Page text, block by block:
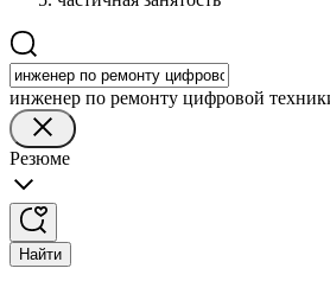
инженер по ремонту цифровой
Резюме
Найти